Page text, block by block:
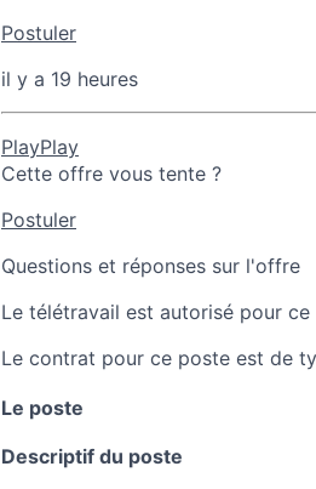
Postuler
il y a 19 heures
PlayPlay
Cette offre vous tente ?
Postuler
Questions et réponses sur l'offre
Le télétravail est autorisé pour ce
Le contrat pour ce poste est de
Le poste
Descriptif du poste